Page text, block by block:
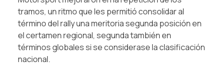
tramos, un ritmo que les permitió consolidar al
término del rally una meritoria segunda posición en
el certamen regional, segunda también en
términos globales si se considerase la clasificación
nacional.